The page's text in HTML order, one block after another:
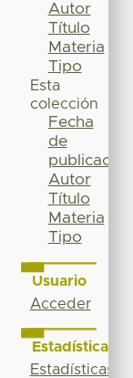
Autor
Título
Materia
Tipo
Esta
colección
Fecha
de
publicación
Autor
Título
Materia
Tipo
Usuario
Acceder
Estadísticas
Estadísticas